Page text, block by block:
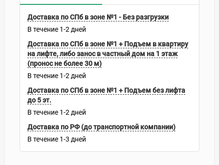
Доставка по СПб в зоне №1 - Без разгрузки
В течение 1-2 дней
Доставка по СПб в зоне №1 + Подъем в квартиру
на лифте, либо занос в частный дом на 1 этаж
(пронос не более 30 м)
В течение 1-2 дней
Доставка по СПб в зоне №1 + Подъем без лифта
до 5 эт.
В течение 1-2 дней
Доставка по РФ (до транспортной компании)
В течение 1-3 дней